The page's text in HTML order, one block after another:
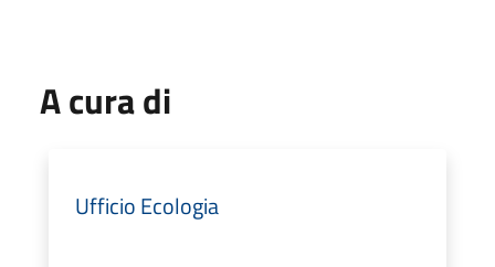
A cura di
Ufficio Ecologia